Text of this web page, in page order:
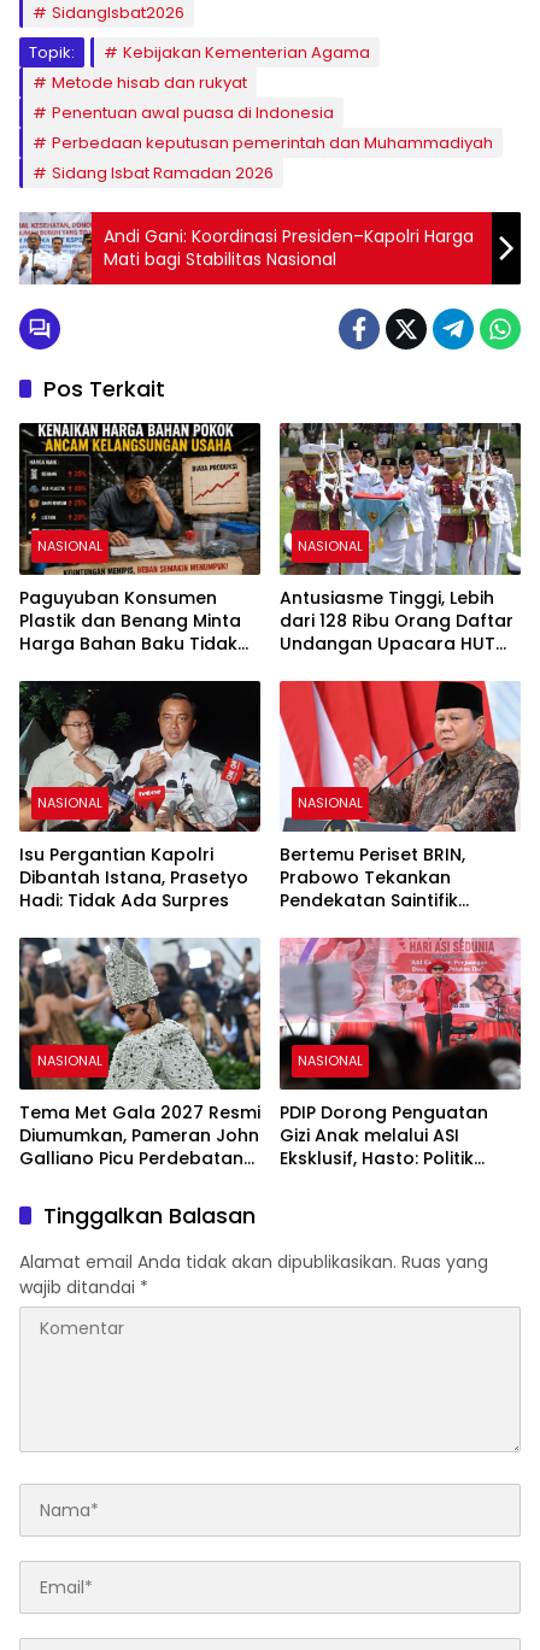
SidangIsbat2026
Topik:
Kebijakan Kementerian Agama
Metode hisab dan rukyat
Penentuan awal puasa di Indonesia
Perbedaan keputusan pemerintah dan Muhammadiyah
Sidang Isbat Ramadan 2026
Andi Gani: Koordinasi Presiden–Kapolri Harga
Mati bagi Stabilitas Nasional
Pos Terkait
NASIONAL
Paguyuban Konsumen
Plastik dan Benang Minta
Harga Bahan Baku Tidak
NASIONAL
Antusiasme Tinggi, Lebih
dari 128 Ribu Orang Daftar
Undangan Upacara HUT
NASIONAL
Isu Pergantian Kapolri
Dibantah Istana, Prasetyo
Hadi: Tidak Ada Surpres
NASIONAL
Bertemu Periset BRIN,
Prabowo Tekankan
Pendekatan Saintifik
Bangsa
NASIONAL
Tema Met Gala 2027 Resmi
Diumumkan, Pameran John
Galliano Picu Perdebatan
NASIONAL
PDIP Dorong Penguatan
Gizi Anak melalui ASI
Eksklusif, Hasto: Politik
Tinggalkan Balasan
Alamat email Anda tidak akan dipublikasikan. Ruas yang
wajib ditandai *